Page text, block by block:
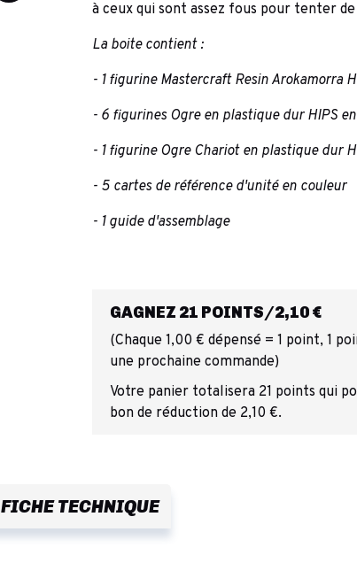
à ceux qui sont assez fous pour tenter
La boite contient :
- 1 figurine Mastercraft Resin Arokamorra
- 6 figurines Ogre en plastique dur HIPS
- 1 figurine Ogre Chariot en plastique dur
- 5 cartes de référence d'unité en couleur
- 1 guide d'assemblage
GAGNEZ 21 POINTS/2,10 €
(Chaque 1,00 € dépensé = 1 point, 1
une prochaine commande)
Votre panier totalisera 21 points qui
bon de réduction de 2,10 €.
FICHE TECHNIQUE